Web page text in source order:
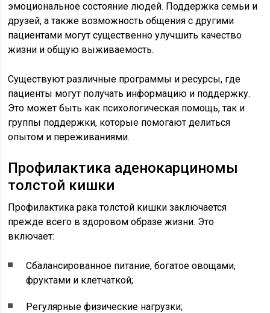
эмоциональное состояние людей. Поддержка семьи и
друзей, а также возможность общения с другими
пациентами могут существенно улучшить качество
жизни и общую выживаемость.
Существуют различные программы и ресурсы, где
пациенты могут получать информацию и поддержку.
Это может быть как психологическая помощь, так и
группы поддержки, которые помогают делиться
опытом и переживаниями.
Профилактика аденокарциномы
толстой кишки
Профилактика рака толстой кишки заключается
прежде всего в здоровом образе жизни. Это
включает:
Сбалансированное питание, богатое овощами,
фруктами и клетчаткой;
Регулярные физические нагрузки;